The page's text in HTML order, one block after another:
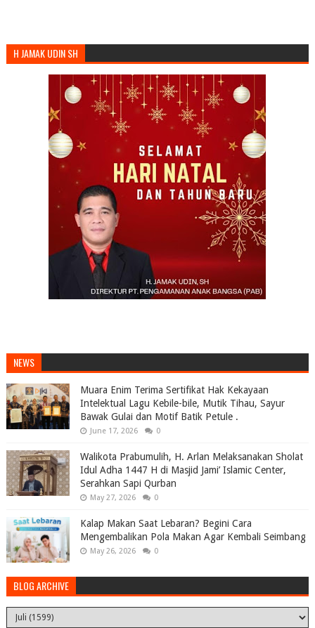
H JAMAK UDIN SH
NEWS
Muara Enim Terima Sertifikat Hak Kekayaan
Intelektual Lagu Kebile-bile, Mutik Tihau, Sayur
Bawak Gulai dan Motif Batik Petule .
June 17, 2026 0
Walikota Prabumulih, H. Arlan Melaksanakan Sholat
Idul Adha 1447 H di Masjid Jami’ Islamic Center,
Serahkan Sapi Qurban
May 27, 2026 0
Kalap Makan Saat Lebaran? Begini Cara
Mengembalikan Pola Makan Agar Kembali Seimbang
May 26, 2026 0
BLOG ARCHIVE